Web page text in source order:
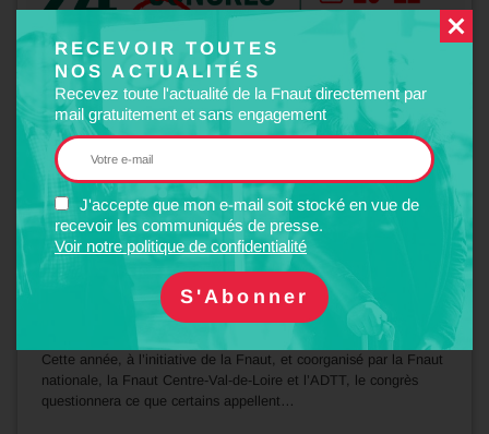
RECEVOIR TOUTES
NOS ACTUALITÉS
Recevez toute l'actualité de la Fnaut directement par
mail gratuitement et sans engagement
J'accepte que mon e-mail soit stocké en vue de
recevoir les communiqués de presse.
Voir notre politique de confidentialité
Congrès de Tours (20, 21 et 22 novembre 2026)
Cette année, à l’initiative de la Fnaut, et coorganisé par la Fnaut
nationale, la Fnaut Centre-Val-de-Loire et l’ADTT, le congrès
questionnera ce que certains appellent…